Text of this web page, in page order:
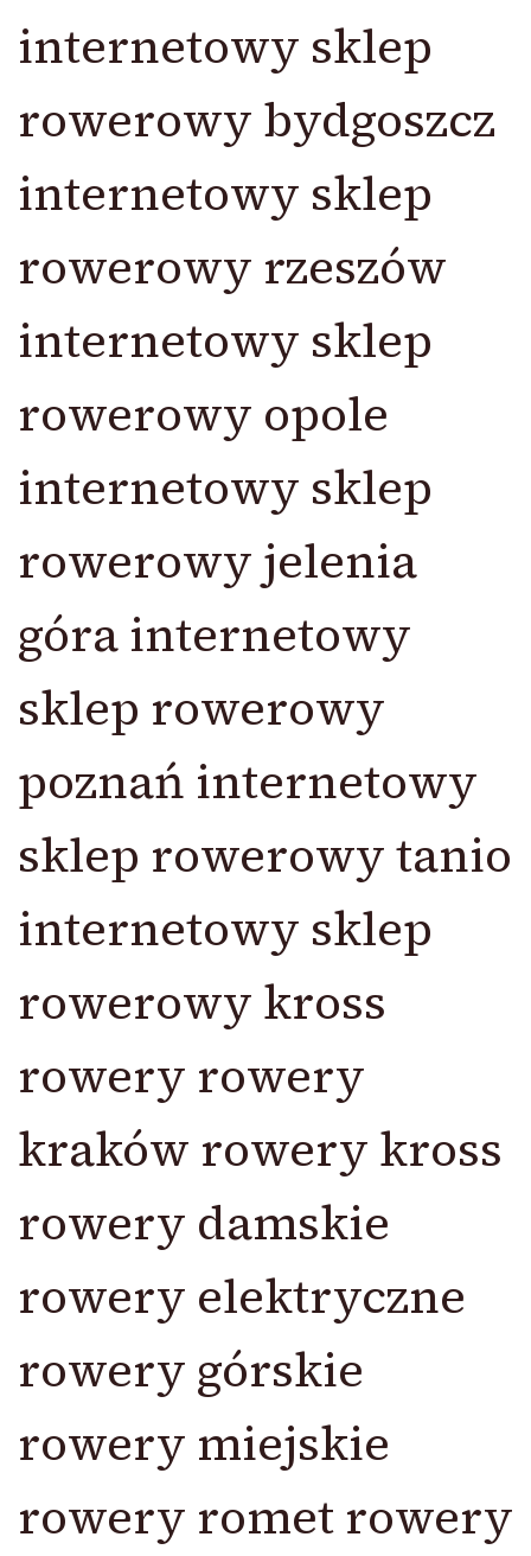
internetowy sklep
rowerowy bydgoszcz
internetowy sklep
rowerowy rzeszów
internetowy sklep
rowerowy opole
internetowy sklep
rowerowy jelenia
góra internetowy
sklep rowerowy
poznań internetowy
sklep rowerowy tanio
internetowy sklep
rowerowy kross
rowery rowery
kraków rowery kross
rowery damskie
rowery elektryczne
rowery górskie
rowery miejskie
rowery romet rowery